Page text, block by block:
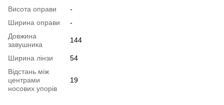
Висота оправи
-
Ширина оправи
-
Довжина
завушника
144
Ширина лінзи
54
Відстань між
центрами
носових упорів
19